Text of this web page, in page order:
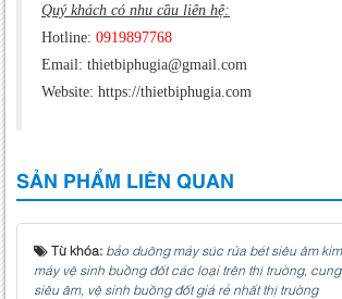
Quý khách có nhu cầu liên hệ:
Hotline: 0919897768
Email: thietbiphugia@gmail.com
Website: https://thietbiphugia.com
SẢN PHẨM LIÊN QUAN
Từ khóa: bảo dưỡng máy súc rửa bét siêu âm
máy vệ sinh buồng đốt các loại trên thị trường,
siêu âm, vệ sinh buồng đốt giá rẻ nhất thị trường